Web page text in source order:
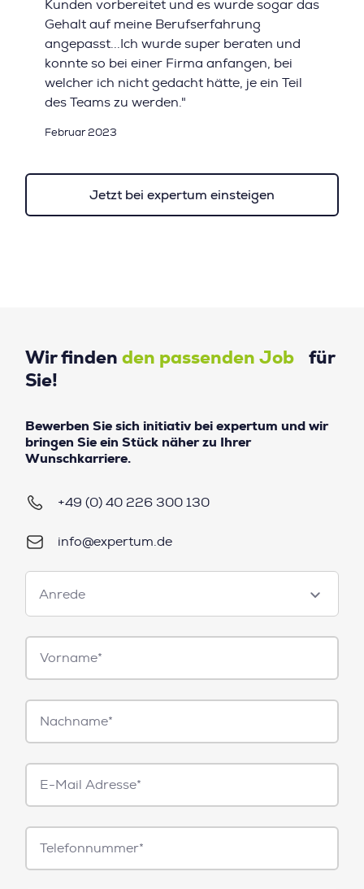
Kunden vorbereitet und es wurde sogar das
Gehalt auf meine Berufserfahrung
angepasst...Ich wurde super beraten und
konnte so bei einer Firma anfangen, bei
welcher ich nicht gedacht hätte, je ein Teil
des Teams zu werden."
Februar 2023
Jetzt bei expertum einsteigen
Wir finden den passenden Job für
Sie!
Bewerben Sie sich initiativ bei expertum und wir
bringen Sie ein Stück näher zu Ihrer
Wunschkarriere.
+49 (0) 40 226 300 130
info@expertum.de
Anrede
Anrede
Vorname*
Nachname*
E-
Mail*
Telefonnummer